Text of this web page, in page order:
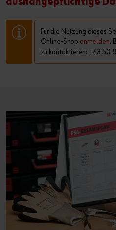
aushängepflichtige
Für die Nutzung dieses
Online-Shop anmelden.
zu kontaktieren: +43 50